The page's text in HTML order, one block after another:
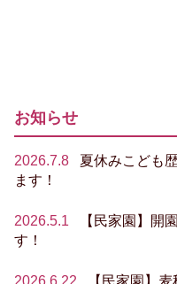
お知らせ
2026.7.8
夏休みこども
ます！
2026.5.1
【民家園】開
す！
2026.6.22 【民家園】